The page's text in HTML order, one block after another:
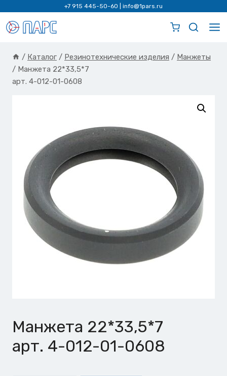
содержимому
+7 915 445-50-60 info@1pars.ru
/ Каталог / Резинотехнические изделия / Манжеты
/ Манжета 22*33,5*7
арт. 4-012-01-0608
Манжета 22*33,5*7
арт. 4-012-01-0608